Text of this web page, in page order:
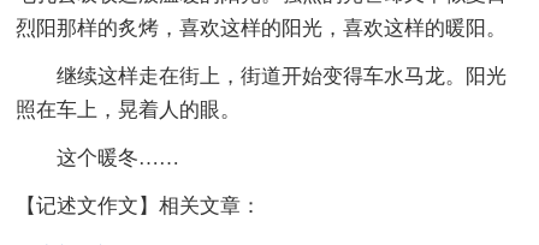
烈阳那样的炙烤，喜欢这样的阳光，喜欢这样的暖阳。
继续这样走在街上，街道开始变得车水马龙。阳光
照在车上，晃着人的眼。
这个暖冬……
【记述文作文】相关文章：